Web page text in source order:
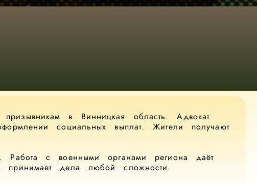
в Винницкая область. Адвокат
социальных выплат. Жители получают
Работа с военными органами региона даёт
принимает дела любой сложности.